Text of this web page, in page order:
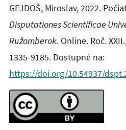
GEJDOŠ, Miroslav, 2022.
Disputationes Scientificae
Ružomberok. Online. Roč.
1335-9185. Dostupné na:
https://doi.org/10.54937/